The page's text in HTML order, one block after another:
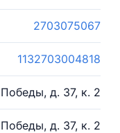
2703075067
1132703004818
д. 37, к. 2
д. 37, к. 2